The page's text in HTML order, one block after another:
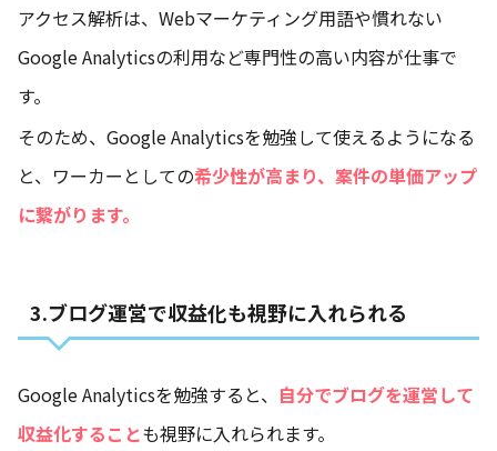
アクセス解析は、Webマーケティング用語や慣れない
Google Analyticsの利用など専門性の高い内容が仕事で
す。
そのため、Google Analyticsを勉強して使えるようになる
と、ワーカーとしての希少性が高まり、案件の単価アップ
に繋がります。
3.ブログ運営で収益化も視野に入れられる
Google Analyticsを勉強すると、 自分でブログを運営して
収益化することも視野に入れられます。